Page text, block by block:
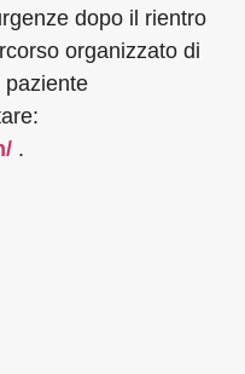
dopo il rientro
organizzato di
paziente
.